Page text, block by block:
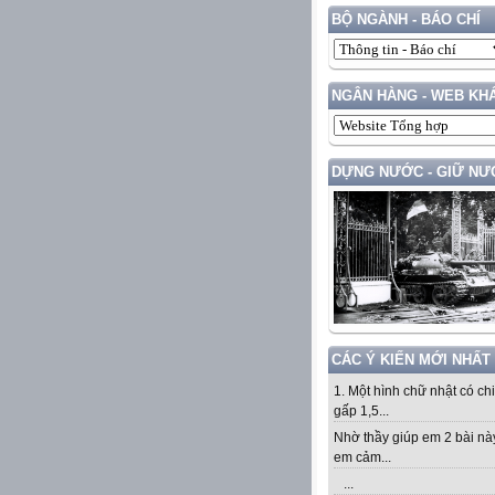
BỘ NGÀNH - BÁO CHÍ
NGÂN HÀNG - WEB
DỰNG NƯỚC - GIỮ
CÁC Ý KIẾN MỚI NHẤT
1. Một hình chữ nhật có
gấp 1,5...
Nhờ thầy giúp em 2 bài
em cảm...
...